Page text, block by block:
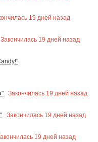
19 дней назад
Закончилась 19 дней назад
Закончилась 19 дней назад
Закончилась 19 дней назад
19 дней назад